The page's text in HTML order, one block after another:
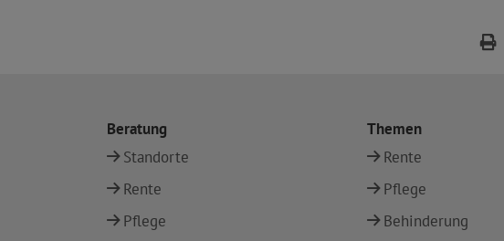
Beratung
Standorte
Rente
Pflege
Themen
Rente
Pflege
Behinderung